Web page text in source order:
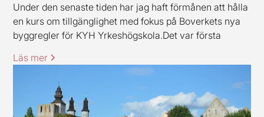
Under den senaste tiden har jag haft förmånen att hålla
en kurs om tillgänglighet med fokus på Boverkets nya
byggregler för KYH Yrkeshögskola.Det var första
erkänna att jag var lite nervös inför uppdraget.
Läs mer